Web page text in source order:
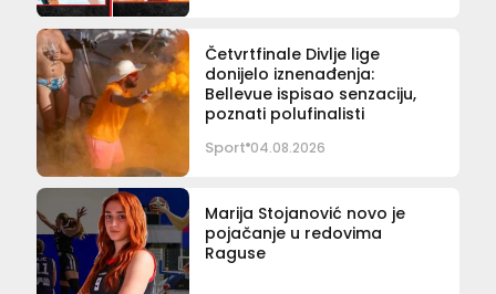
Četvrtfinale Divlje lige
donijelo iznenađenja:
Bellevue ispisao senzaciju,
poznati polufinalisti
Sport 04.08.2026
Marija Stojanović novo je
pojačanje u redovima
Raguse